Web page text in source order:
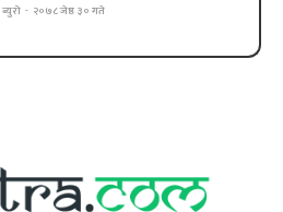
- २०७८ जेष्ठ ३० गते